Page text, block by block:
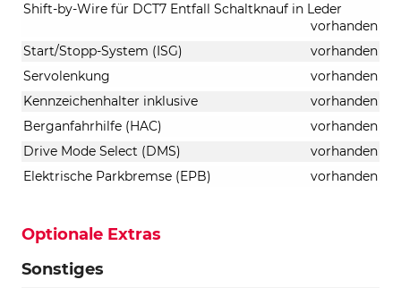
Shift-by-Wire für DCT7 Entfall Schaltknauf in Leder
vorhanden
Start/Stopp-System (ISG)
vorhanden
Servolenkung
vorhanden
Kennzeichenhalter inklusive
vorhanden
Berganfahrhilfe (HAC)
vorhanden
Drive Mode Select (DMS)
vorhanden
Elektrische Parkbremse (EPB)
vorhanden
Optionale Extras
Sonstiges